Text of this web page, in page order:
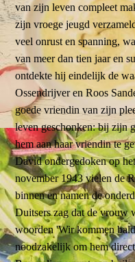
van zijn leven compleet
zijn vroege jeugd
veel onrust en spanning,
van meer dan tien jaar en
ontdekte hij eindelijk de
Ossendrijver en Roos
goede vriendin van zijn
leven geschonken: bij zijn
hem aan haar vriendin te
David ondergedoken op
november 1943 vielen de
binnen en namen de
Duitsers zag dat de vrouw
woorden 'Wir kommen
noodzakelijk om hem